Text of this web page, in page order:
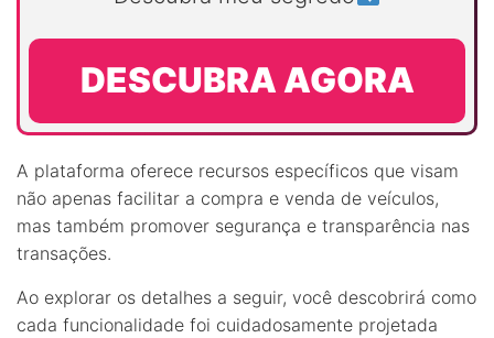
DESCUBRA AGORA
A plataforma oferece recursos específicos que visam
não apenas facilitar a compra e venda de veículos,
mas também promover segurança e transparência nas
transações.
Ao explorar os detalhes a seguir, você descobrirá como
cada funcionalidade foi cuidadosamente projetada